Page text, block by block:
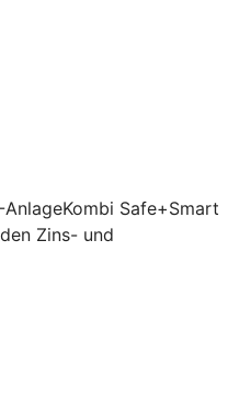
Safe+Smart
Zins- und